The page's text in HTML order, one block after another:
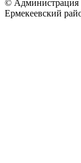
© Администрация
Ермекеевский